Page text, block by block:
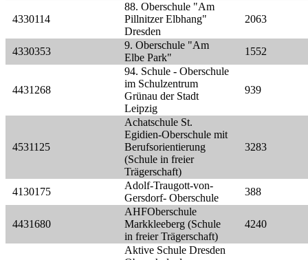
4330114
88. Oberschule "Am
Pillnitzer Elbhang"
Dresden
2063
4330353
9. Oberschule "Am
Elbe Park"
1552
4431268
94. Schule - Oberschule
im Schulzentrum
Grünau der Stadt
Leipzig
939
4531125
Achatschule St.
Egidien-Oberschule mit
Berufsorientierung
(Schule in freier
Trägerschaft)
3283
4130175
Adolf-Traugott-von-
Gersdorf- Oberschule
388
4431680
AHFOberschule
Markkleeberg (Schule
in freier Trägerschaft)
4240
Aktive Schule Dresden